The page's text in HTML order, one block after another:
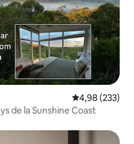
Note
4,98 (233)
de la Sunshine Coast